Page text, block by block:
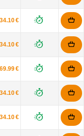
34.10 €
34.10 €
69.99 €
34.10 €
34.10 €